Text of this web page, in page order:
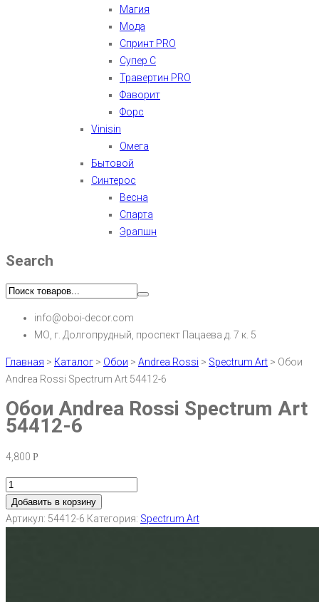
Магия
Мода
Спринт PRO
Супер С
Травертин PRO
Фаворит
Форс
Vinisin
Омега
Бытовой
Синтерос
Весна
Спарта
Эрапшн
Search
info@oboi-decor.com
МО, г. Долгопрудный, проспект Пацаева д. 7 к. 5
Главная > Каталог > Обои > Andrea Rossi > Spectrum Art > Обои
Andrea Rossi Spectrum Art 54412-6
Обои Andrea Rossi Spectrum Art
54412-6
4,800 Р
Добавить в корзину
Артикул: 54412-6 Категория: Spectrum Art